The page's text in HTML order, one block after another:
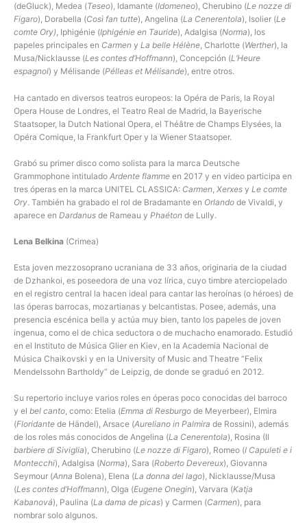
(deGluck), Medea (Teseo), Idamante (Idomeneo), Cherubino (Le nozze di
Figaro), Dorabella (Così fan tutte), Angelina (La Cenerentola), Isolier (Le
comte Ory), Iphigénie (Iphigénie en Tauride), Adalgisa (Norma), los
papeles principales en Carmen y La belle Hélène, Charlotte (Werther), la
Musa/Nicklausse (Les contes d’Hoffmann), Concepción (L’Heure
espagnol) y Mélisande (Pélleas et Mélisande), entre otros.
Ha cantado en diversos teatros europeos: la Opéra de Paris, la Royal
Opera House de Londres, el Teatro Real de Madrid, la Bayerische
Staatsoper, la Dutch National Opera, el Théâtre de Champs Elysées, la
Opéra Comique, la Frankfurt Oper y la Wiener Staatsoper.
Grabó su primer disco como solista para la marca Deutsche
Grammophone intitulado Ardente flamme en 2017 y en video participa en
tres óperas en la marca UNITEL CLASSICA: Carmen Xerxes y Le comte
Ory. También ha grabado el rol de Bradamante en Orlando de Vivaldi, y
aparece en Dardanus de Rameau y Phaéton de Lully.
Lena Belkina (Crimea)
Esta joven mezzosoprano ucraniana de 33 años, originaria de la ciudad
de Dzhankoi, es poseedora de una voz lírica, cuyo timbre aterciopelado
en el registro central la hacen ideal para cantar las heroínas (o héroes) de
las óperas barrocas, mozartianas y belcantistas. Posee, además, una
presencia escénica bella y actúa muy bien, tanto los papeles de joven
ingenua, como el de chica seductora o de muchacho enamorado. Estudió
en el Instituto de Música Glier en Kiev, en la Academia Nacional de
Música Chaikovski y en la University of Music and Theatre “Felix
Mendelssohn Bartholdy” de Leipzig, de donde se graduó en 2012.
Su repertorio incluye varios roles en óperas poco conocidas del barroco
y el bel canto, como: Etelia (Emma di Resburgo de Meyerbeer), Elmira
(Floridante de Händel), Arsace (Aureliano in Palmira de Rossini), además
de los roles más conocidos de Angelina (La Cenerentola), Rosina (Il
barbiere di Siviglia), Cherubino (Le nozze di Figaro), Romeo (I Capuleti e i
Montecchi), Adalgisa (Norma), Sara (Roberto Devereux), Giovanna
Seymour (Anna Bolena), Elena (La donna del lago), Nicklausse/Musa
(Les contes d’Hoffmann), Olga (Eugene Onegin), Varvara (Katja
Kabanová), Paulina (La dama de picas) y Carmen (Carmen), para
nombrar solo algunos.